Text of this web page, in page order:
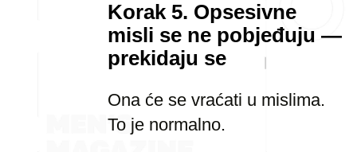
Korak 5. Opsesivne
misli se ne pobjeđuju —
prekidaju se
Ona će se vraćati u mislima.
To je normalno.